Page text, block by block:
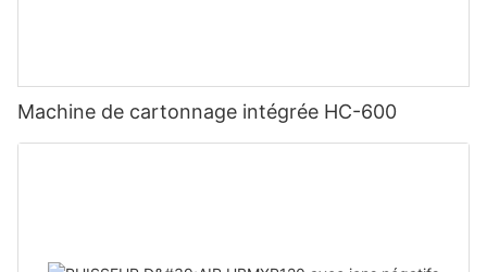
Machine de cartonnage intégrée HC-600